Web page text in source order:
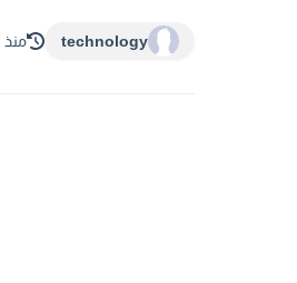
technology